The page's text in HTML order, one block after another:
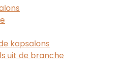
kapsalons
uit de branche